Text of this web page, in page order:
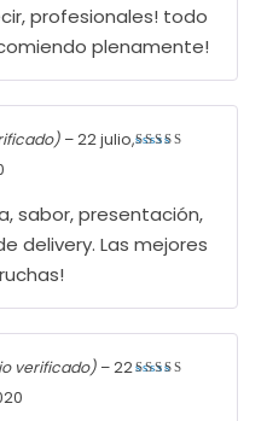
profesionales! todo
plenamente!
– 22 julio,
sabor, presentación,
delivery. Las mejores
verificado) –22